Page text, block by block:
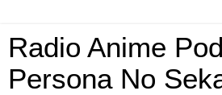
Radio Anime
Persona No